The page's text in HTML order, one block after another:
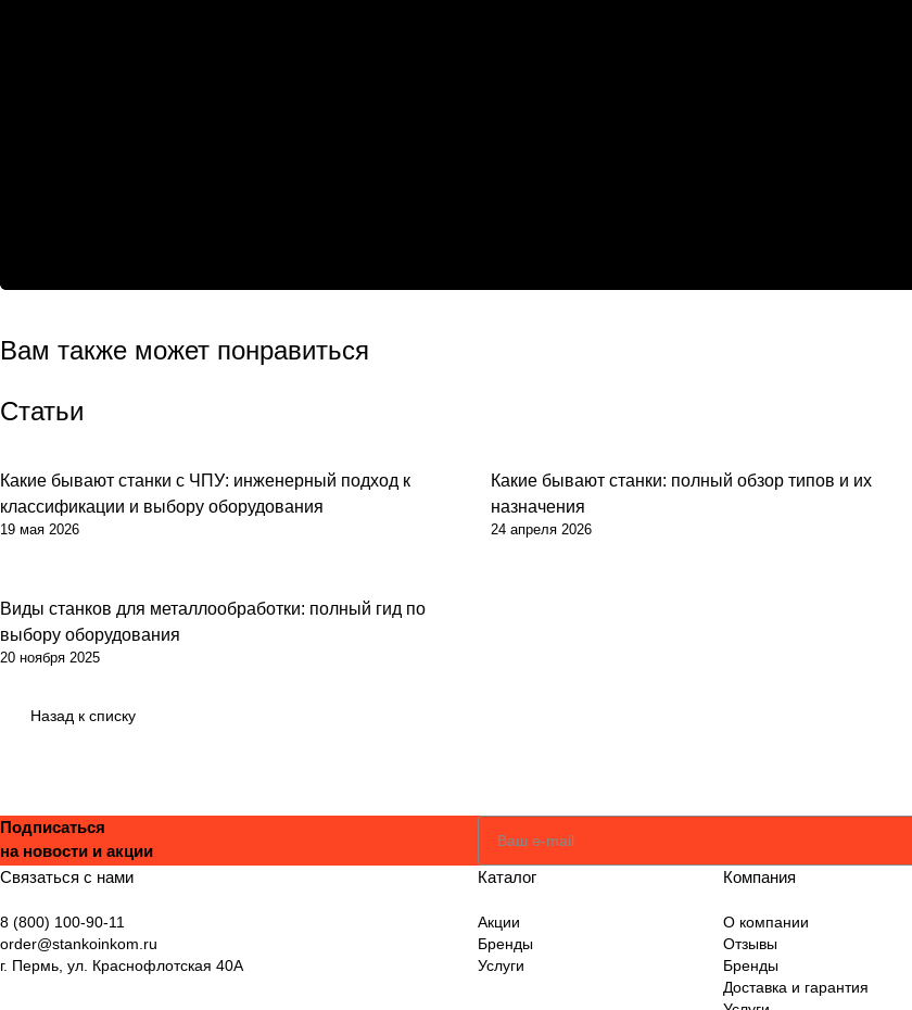
Вам также может понравиться
Статьи
Какие бывают станки с ЧПУ: инженерный подход к
классификации и выбору оборудования
19 мая 2026
Какие бывают станки: полный обзор типов и их
назначения
24 апреля 2026
Виды станков для металлообработки: полный гид по
выбору оборудования
20 ноября 2025
Назад к списку
Подписаться
на новости и акции
Связаться с нами
8 (800) 100-90-11
order@stankoinkom.ru
г. Пермь, ул. Краснофлотская 40А
Каталог
Акции
Бренды
Услуги
Компания
О компании
Отзывы
Бренды
Доставка и гарантия